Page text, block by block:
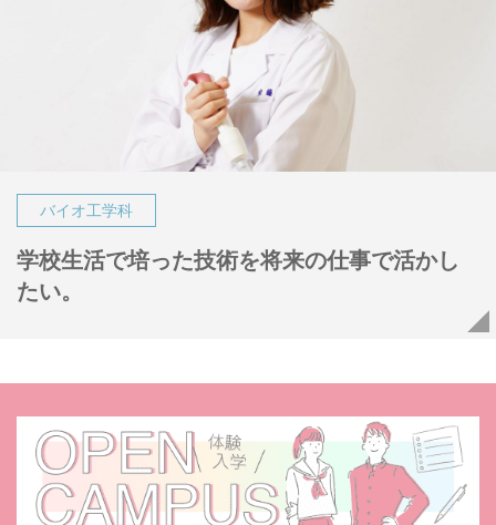
バイオ工学科
学校生活で培った技術を将来の仕事で活かし
たい。